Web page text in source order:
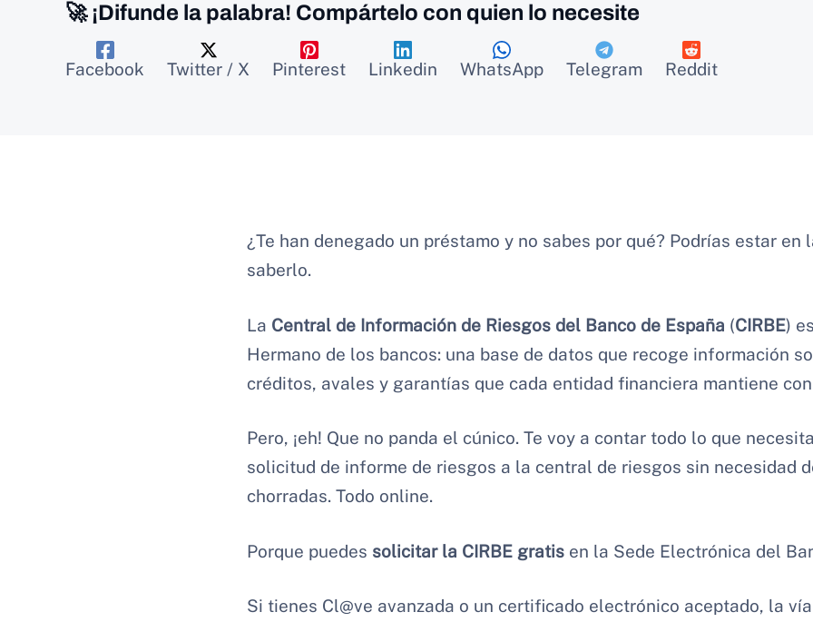
🚀 ¡Difunde la palabra! Compártelo con quien lo necesite
Facebook Twitter / X Pinterest Linkedin WhatsApp Telegram Reddit
¿Te han denegado un préstamo y no sabes por qué? Podrías estar en
saberlo.
La Central de Información de Riesgos del Banco de España (CIRBE)
Hermano de los bancos: una base de datos que recoge información
créditos, avales y garantías que cada entidad financiera mantiene
Pero, ¡eh! Que no panda el cúnico. Te voy a contar todo lo que
solicitud de informe de riesgos a la central de riesgos sin necesidad
chorradas. Todo online.
Porque puedes solicitar la CIRBE gratis en la Sede Electrónica del
Si tienes Cl@ve avanzada o un certificado electrónico aceptado, la